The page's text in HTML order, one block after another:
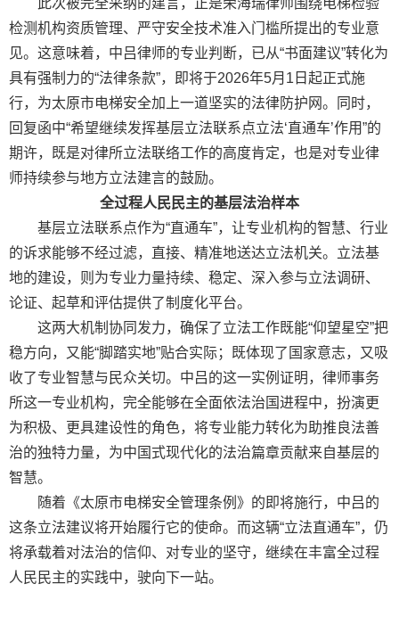
检测机构资质管理、严守安全技术准入门槛所提出的专业意
见。这意味着，中吕律师的专业判断，已从“书面建议”转化为
具有强制力的“法律条款”，即将于2026年5月1日起正式施
行，为太原市电梯安全加上一道坚实的法律防护网。同时，
回复函中“希望继续发挥基层立法联系点立法‘直通车’作用”的
期许，既是对律所立法联络工作的高度肯定，也是对专业律
师持续参与地方立法建言的鼓励。
全过程人民民主的基层法治样本
基层立法联系点作为“直通车”，让专业机构的智慧、行业
的诉求能够不经过滤，直接、精准地送达立法机关。立法基
地的建设，则为专业力量持续、稳定、深入参与立法调研、
论证、起草和评估提供了制度化平台。
这两大机制协同发力，确保了立法工作既能“仰望星空”把
稳方向，又能“脚踏实地”贴合实际；既体现了国家意志，又吸
收了专业智慧与民众关切。中吕的这一实例证明，律师事务
所这一专业机构，完全能够在全面依法治国进程中，扮演更
为积极、更具建设性的角色，将专业能力转化为助推良法善
治的独特力量，为中国式现代化的法治篇章贡献来自基层的
智慧。
随着《太原市电梯安全管理条例》的即将施行，中吕的
这条立法建议将开始履行它的使命。而这辆“立法直通车”，仍
将承载着对法治的信仰、对专业的坚守，继续在丰富全过程
人民民主的实践中，驶向下一站。